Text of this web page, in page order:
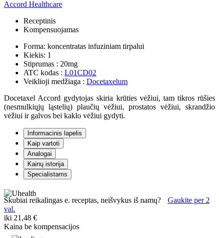
Accord Healthcare
Receptinis
Kompensuojamas
Forma: koncentratas infuziniam tirpalui
Kiekis: 1
Stiprumas : 20mg
ATC kodas : L01CD02
Veiklioji medžiaga : Docetaxelum
Docetaxel Accord gydytojas skiria krūties vėžiui, tam tikros rūšies
(nesmulkiųjų ląstelių) plaučių vėžiui, prostatos vėžiui, skrandžio
vėžiui ir galvos bei kaklo vėžiui gydyti.
Informacinis lapelis
Kaip vartoti
Analogai
Kainų istorija
Specialistams
Skubiai reikalingas e. receptas, neišvykus iš namų?
Gaukite per 2
val.
iki 21,48 €
Kaina be kompensacijos